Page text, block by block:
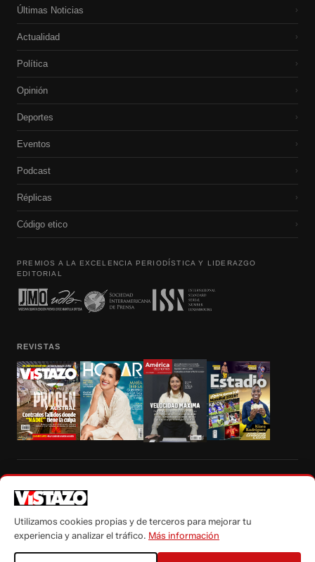
Últimas Noticias ›
Actualidad ›
Política ›
Opinión ›
Deportes ›
Eventos ›
Podcast ›
Réplicas ›
Código etico ›
PREMIOS A LA EXCELENCIA PERIODÍSTICA Y LIDERAZGO
EDITORIAL
REVISTAS
autorización escrita de su titular, de todos los contenidos de Vistazo.com.
Utilizamos cookies propias y de terceros para mejorar tu
experiencia y analizar el tráfico. Más información